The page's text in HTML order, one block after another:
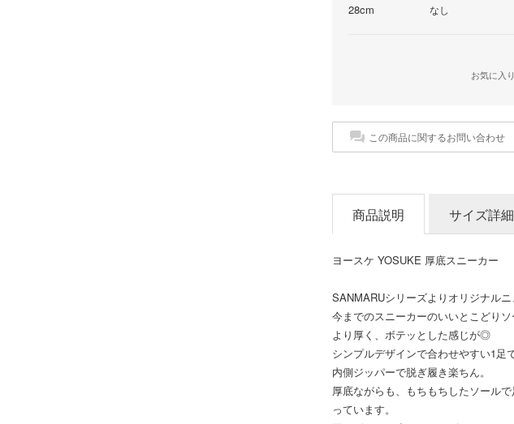
28cm なし
お気に入
この商品に関するお問い合わせ
商品説明 サイズ詳細
ヨースケ YOSUKE 厚底スニーカー
SANMARUシリーズよりオリジナル
今までのスニーカーのいいとこどり
より厚く、ボテッとした感じが◎
シンプルデザインで合わせやすい1足で
内側ジッパーで脱ぎ履き楽ちん。
厚底ながらも、もちもちしたソール
っています。